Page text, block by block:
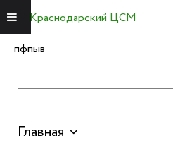
пфпыв
Главная
Краснодарский ЦСМ